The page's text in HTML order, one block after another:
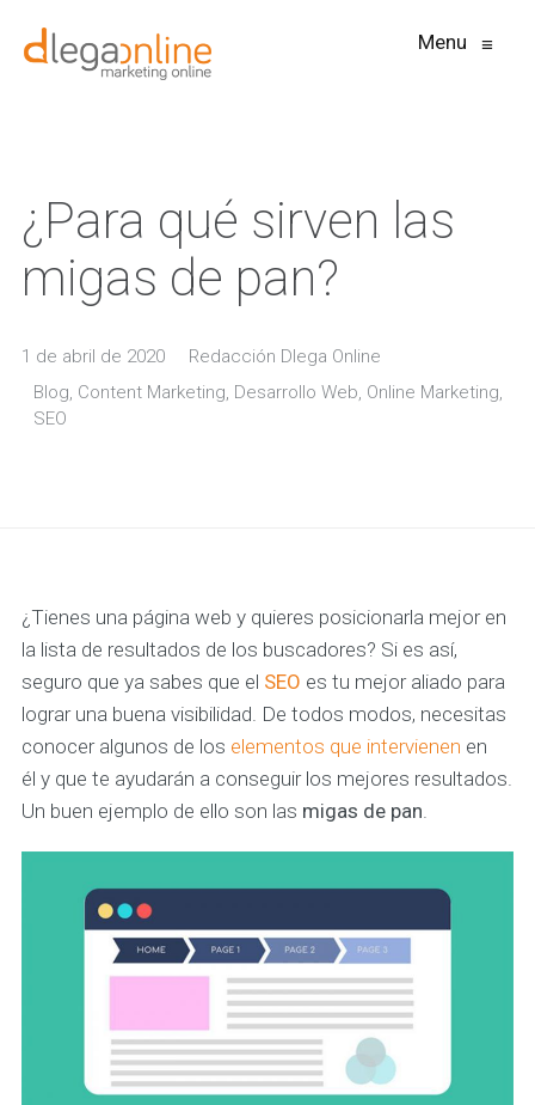
Menu ≡
¿Para qué sirven las
migas de pan?
1 de abril de 2020
Redacción Dlega Online
Blog, Content Marketing, Desarrollo Web, Online Marketing,
SEO
¿Tienes una página web y quieres posicionarla mejor en
la lista de resultados de los buscadores? Si es así,
seguro que ya sabes que el SEO es tu mejor aliado para
lograr una buena visibilidad. De todos modos, necesitas
conocer algunos de los elementos que intervienen en
él y que te ayudarán a conseguir los mejores resultados.
Un buen ejemplo de ello son las migas de pan.